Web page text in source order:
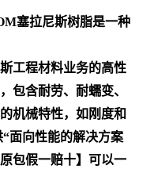
塞拉尼斯树脂是一种
工程材料业务的高性
包含耐劳、耐蠕变、
机械特性，如刚度和
面向性能的解决方案
包假一赔十】可以一